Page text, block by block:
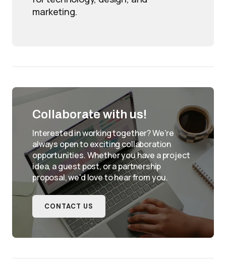
marketing.
Collaborate with us!
Interested in working together? We're
always open to exciting collaboration
opportunities. Whether you have a project
idea, a guest post, or a partnership
proposal, we'd love to hear from you.
CONTACT US